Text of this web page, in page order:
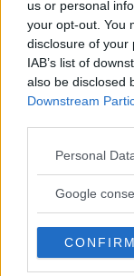
us or personal
your opt-out. You
disclosure of your
IAB’s list of
also be disclosed
Downstream
Please note that
not limited to
use your data for
consent section.
Personal
Google
CONFIRM
NYHETER 13 april
utmanarna
prestanda och
utrustning som
vår provförare.
Xpengs
läckt –
Model Y